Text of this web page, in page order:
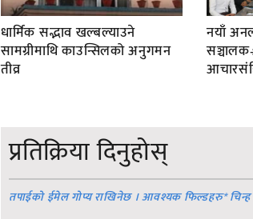
धार्मिक सद्भाव खल्बल्याउने
सामग्रीमाथि काउन्सिलको अनुगमन
तीव्र
नयाँ
प्रतिक्रिया दिनुहोस्
तपाईको ईमेल गोप्य राखिनेछ । आवश्यक फिल्डहरु*